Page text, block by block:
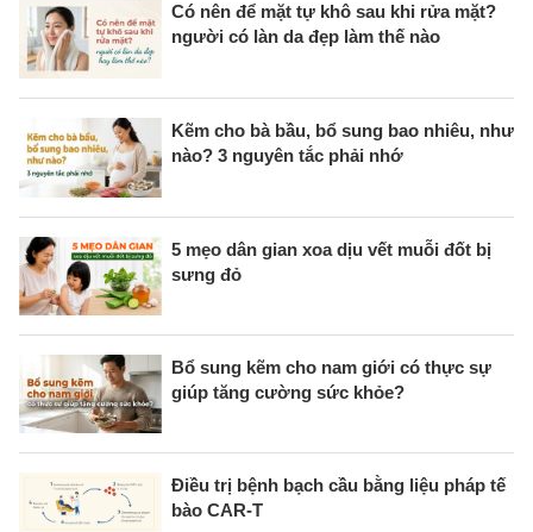
Có nên để mặt tự khô sau khi rửa mặt?
người có làn da đẹp làm thế nào
Kẽm cho bà bầu, bổ sung bao nhiêu, như
nào? 3 nguyên tắc phải nhớ
5 mẹo dân gian xoa dịu vết muỗi đốt bị
sưng đỏ
Bổ sung kẽm cho nam giới có thực sự
giúp tăng cường sức khỏe?
Điều trị bệnh bạch cầu bằng liệu pháp tế
bào CAR-T